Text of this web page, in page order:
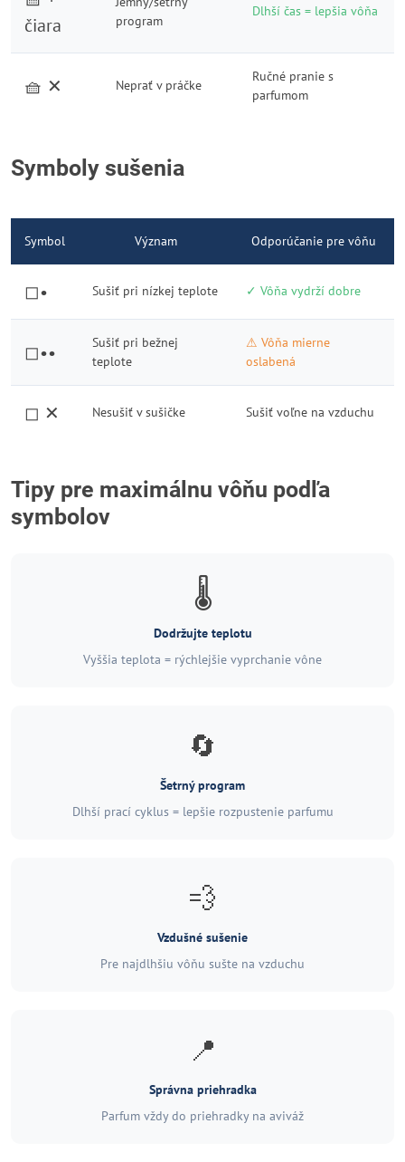
čiara
program
Dlhší čas = lepšia vôňa
🧺 ✕ Neprať v práčke
Ručné pranie s
parfumom
Symboly sušenia
Symbol Význam Odporúčanie pre vôňu
◻• Sušiť pri nízkej teplote ✓ Vôňa vydrží dobre
◻••
Sušiť pri bežnej
teplote
⚠ Vôňa mierne
oslabená
◻ ✕ Nesušiť v sušičke Sušiť voľne na vzduchu
Tipy pre maximálnu vôňu podľa
symbolov
🌡️
Dodržujte teplotu
Vyššia teplota = rýchlejšie vyprchanie vône
🔄
Šetrný program
Dlhší prací cyklus = lepšie rozpustenie parfumu
💨
Vzdušné sušenie
Pre najdlhšiu vôňu sušte na vzduchu
📍
Správna priehradka
Parfum vždy do priehradky na aviváž